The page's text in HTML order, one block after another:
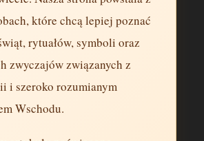
które chcą lepiej poznać
rytuałów, symboli oraz
zwyczajów związanych z
i szeroko rozumianym
Wschodu.